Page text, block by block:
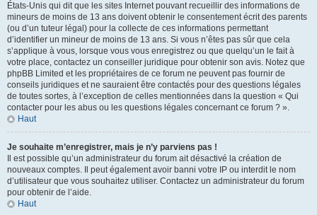
États-Unis qui dit que les sites Internet pouvant recueillir des informations de
mineurs de moins de 13 ans doivent obtenir le consentement écrit des parents
(ou d’un tuteur légal) pour la collecte de ces informations permettant
d’identifier un mineur de moins de 13 ans. Si vous n’êtes pas sûr que cela
s’applique à vous, lorsque vous vous enregistrez ou que quelqu’un le fait à
votre place, contactez un conseiller juridique pour obtenir son avis. Notez que
phpBB Limited et les propriétaires de ce forum ne peuvent pas fournir de
conseils juridiques et ne sauraient être contactés pour des questions légales
de toutes sortes, à l’exception de celles mentionnées dans la question « Qui
contacter pour les abus ou les questions légales concernant ce forum ? ».
Haut
Je souhaite m’enregistrer, mais je n’y parviens pas !
Il est possible qu’un administrateur du forum ait désactivé la création de
nouveaux comptes. Il peut également avoir banni votre IP ou interdit le nom
d’utilisateur que vous souhaitez utiliser. Contactez un administrateur du forum
pour obtenir de l’aide.
Haut